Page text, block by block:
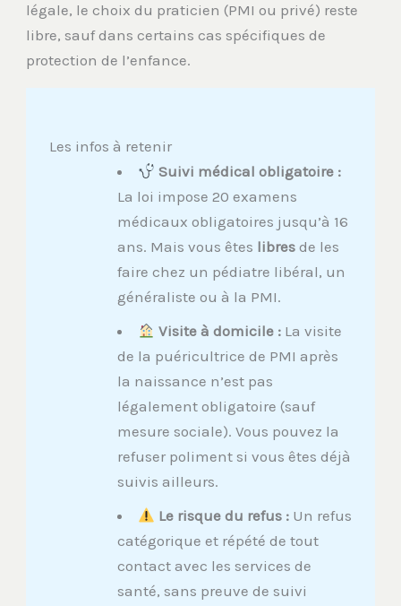
légale, le choix du praticien (PMI ou privé) reste
libre, sauf dans certains cas spécifiques de
protection de l’enfance.
Les infos à retenir
Suivi médical obligatoire :
La loi impose 20 examens
médicaux obligatoires jusqu’à 16
ans. Mais vous êtes libresde les
faire chez un pédiatre libéral, un
généraliste ou à la PMI.
Visite à domicile : La visite
de la puéricultrice de PMI après
la naissance n’est pas
légalement obligatoire (sauf
mesure sociale). Vous pouvez la
refuser poliment si vous êtes déjà
suivis ailleurs.
Le risque du refus : Un refus
catégorique et répété de tout
contact avec les services de
santé, sans preuve de suivi